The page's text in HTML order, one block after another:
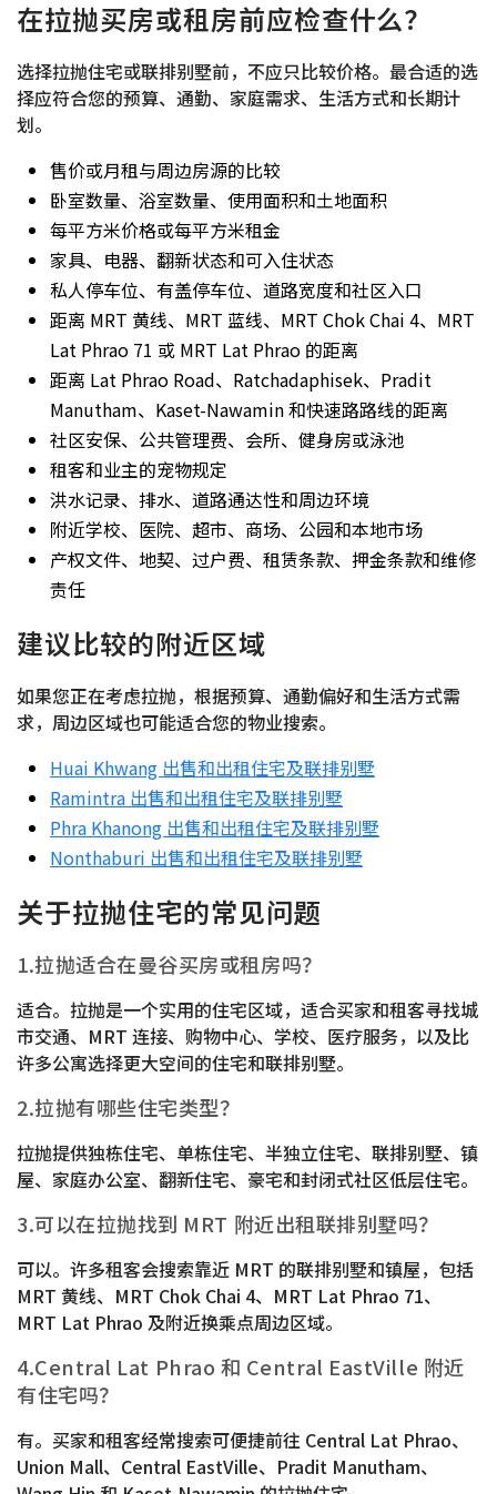
在拉抛买房或租房前应检查什么？
选择拉抛住宅或联排别墅前，不应只比较价格。最合适的选
择应符合您的预算、通勤、家庭需求、生活方式和长期计
划。
售价或月租与周边房源的比较
卧室数量、浴室数量、使用面积和土地面积
每平方米价格或每平方米租金
家具、电器、翻新状态和可入住状态
私人停车位、有盖停车位、道路宽度和社区入口
距离 MRT 黄线、MRT 蓝线、MRT Chok Chai 4、MRT
Lat Phrao 71 或 MRT Lat Phrao 的距离
距离 Lat Phrao Road、Ratchadaphisek、Pradit
Manutham、Kaset-Nawamin 和快速路路线的距离
社区安保、公共管理费、会所、健身房或泳池
租客和业主的宠物规定
洪水记录、排水、道路通达性和周边环境
附近学校、医院、超市、商场、公园和本地市场
产权文件、地契、过户费、租赁条款、押金条款和维修
责任
建议比较的附近区域
如果您正在考虑拉抛，根据预算、通勤偏好和生活方式需
求，周边区域也可能适合您的物业搜索。
Huai Khwang 出售和出租住宅及联排别墅
Ramintra 出售和出租住宅及联排别墅
Phra Khanong 出售和出租住宅及联排别墅
Nonthaburi 出售和出租住宅及联排别墅
关于拉抛住宅的常见问题
1.拉抛适合在曼谷买房或租房吗？
适合。拉抛是一个实用的住宅区域，适合买家和租客寻找城
市交通、MRT 连接、购物中心、学校、医疗服务，以及比
许多公寓选择更大空间的住宅和联排别墅。
2.拉抛有哪些住宅类型？
拉抛提供独栋住宅、单栋住宅、半独立住宅、联排别墅、镇
屋、家庭办公室、翻新住宅、豪宅和封闭式社区低层住宅。
3.可以在拉抛找到 MRT 附近出租联排别墅吗？
可以。许多租客会搜索靠近 MRT 的联排别墅和镇屋，包括
MRT 黄线、MRT Chok Chai 4、MRT Lat Phrao 71、
MRT Lat Phrao 及附近换乘点周边区域。
4.Central Lat Phrao 和 Central EastVille 附近
有住宅吗？
有。买家和租客经常搜索可便捷前往 Central Lat Phrao、
Union Mall、Central EastVille、Pradit Manutham、